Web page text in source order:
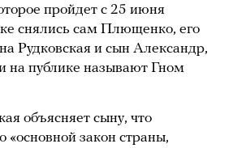
пройдет с 25 июня
снялись сам Плющенко, его
Рудковская и сын Александр,
на публике называют Гном
объясняет сыну, что
«основной закон страны,